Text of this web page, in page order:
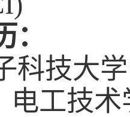
科技大
电工技